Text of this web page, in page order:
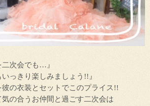
二次会でも…』
っきり楽しみましょう!!』
の衣装とセットでこのプライス!!
の合うお仲間と過ごす二次会は